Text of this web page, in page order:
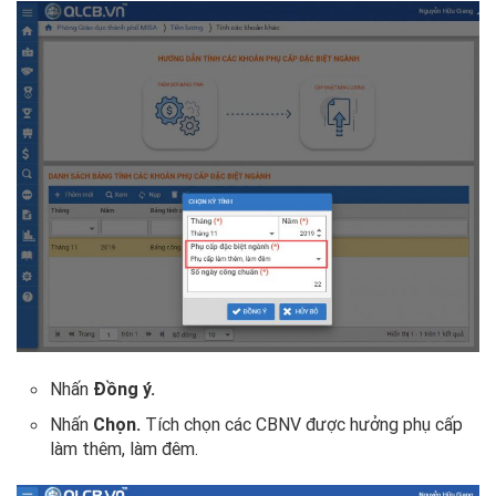
Nhấn Đồng ý.
Nhấn Chọn. Tích chọn các CBNV được hưởng phụ cấp
làm thêm, làm đêm.